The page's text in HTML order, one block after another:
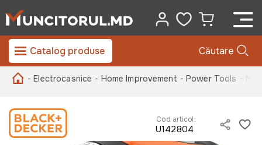
Catalog produse Căutare
- Electrocasnice - Home Improvement - Power Tools -
Cod articol:
U142804